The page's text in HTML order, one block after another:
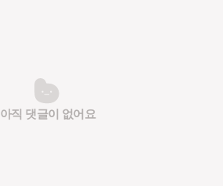
아직 댓글이 없어요